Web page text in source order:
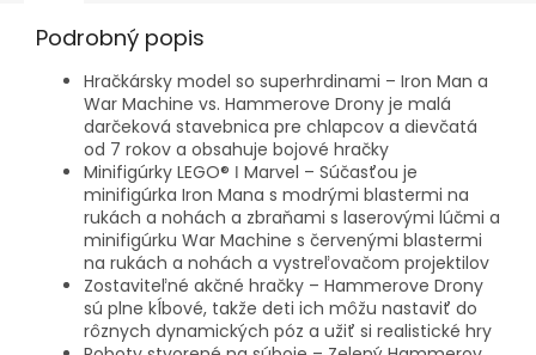
Podrobný popis
Hračkársky model so superhrdinami – Iron Man a
War Machine vs. Hammerove Drony je malá
darčeková stavebnica pre chlapcov a dievčatá
od 7 rokov a obsahuje bojové hračky
Minifigúrky LEGO® ǀ Marvel – Súčasťou je
minifigúrka Iron Mana s modrými blastermi na
rukách a nohách a zbraňami s laserovými lúčmi a
minifigúrku War Machine s červenými blastermi
na rukách a nohách a vystreľovačom projektilov
Zostaviteľné akčné hračky – Hammerove Drony
sú plne kĺbové, takže deti ich môžu nastaviť do
rôznych dynamických póz a užiť si realistické hry